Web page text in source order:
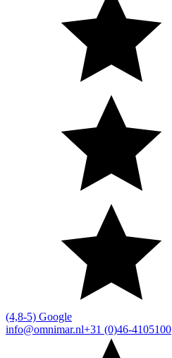
(4,8-5) Google
info@omnimar.nl+31 (0)46-4105100